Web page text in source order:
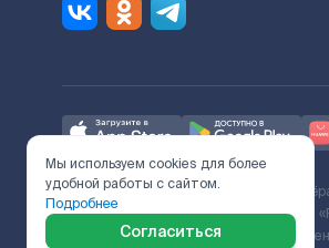
Ж/Д билеты предоставляются
с Поставщиком услуг и Договора ООО
включает сервисный сбор. Итоговая
Мы используем cookies для более
удобной работы с сайтом.
Подробнее
Согласиться